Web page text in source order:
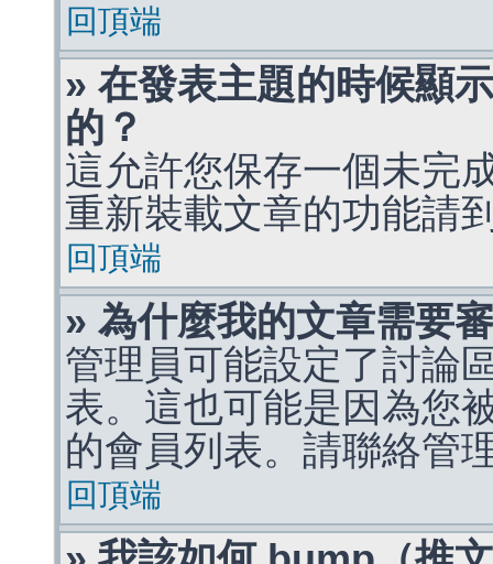
回頂端
» 在發表主題的時候顯
的？
這允許您保存一個未完
重新裝載文章的功能請
回頂端
» 為什麼我的文章需要
管理員可能設定了討論
表。這也可能是因為您
的會員列表。請聯絡管
回頂端